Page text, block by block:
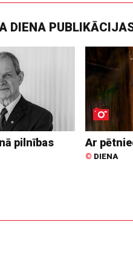
DIENA
pilnības
Ar
© DIENA